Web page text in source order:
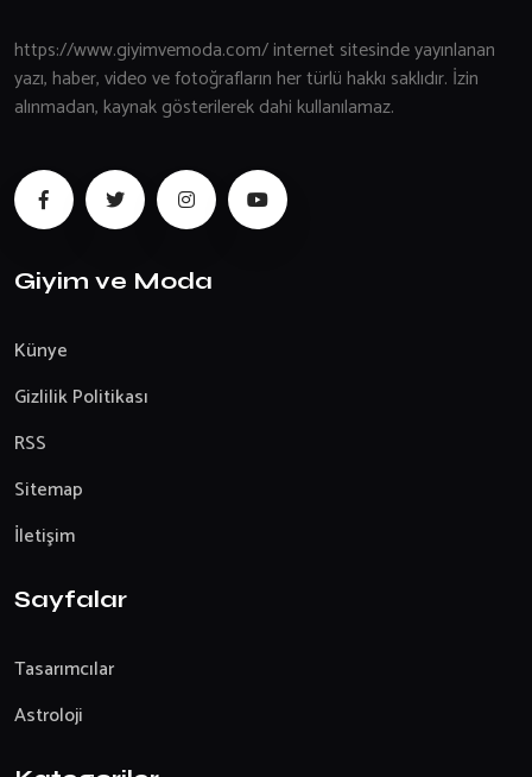
https://www.giyimvemoda.com/ internet sitesinde yayınlanan
yazı, haber, video ve fotoğrafların her türlü hakkı saklıdır. İzin
alınmadan, kaynak gösterilerek dahi kullanılamaz.
Giyim ve Moda
Künye
Gizlilik Politikası
RSS
Sitemap
İletişim
Sayfalar
Tasarımcılar
Astroloji